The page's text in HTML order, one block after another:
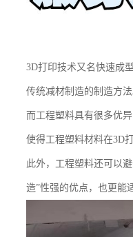
3D打印技术又名快速成
传统减材制造的制造方法
而工程塑料具有很多优
使得工程塑料材料在3D
此外，工程塑料还可以
造”性强的优点，也更能